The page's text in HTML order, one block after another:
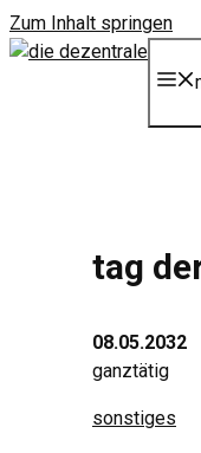
Zum Inhalt springen
tag
08.05.2032
ganztätig
sonstiges